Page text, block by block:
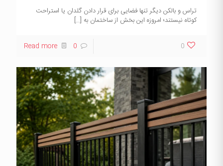
تراس و بالکن دیگر تنها فضایی برای قرار دادن گلدان یا استراحت
کوتاه نیستند؛ امروزه این بخش از ساختمان به […]
0
0
Read more